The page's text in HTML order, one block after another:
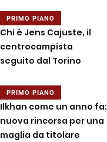
PRIMO PIANO
Chi è Jens Cajuste, il
centrocampista
seguito dal Torino
PRIMO PIANO
Ilkhan come un anno fa:
nuova rincorsa per una
maglia da titolare